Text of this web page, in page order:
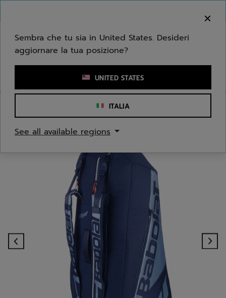
Inserisci una parola chiave o il numero di un articolo
Sembra che tu sia in United States. Desideri
aggiornare la tua posizione?
UNITED STATES
ITALIA
See all available regions